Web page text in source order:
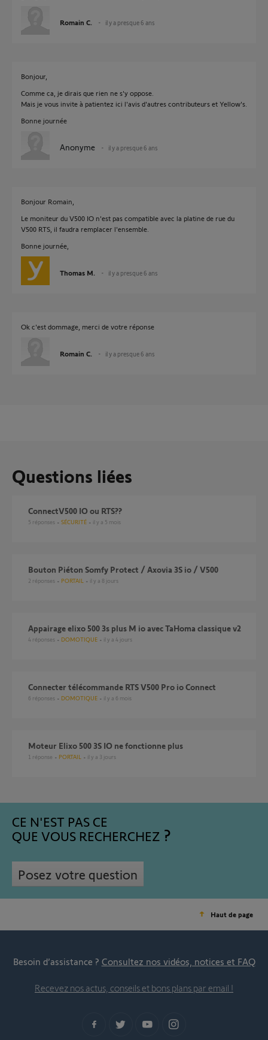
Romain C. il y a presque 6 ans
Bonjour,
Comme ca, je dirais que rien ne s'y oppose.
Mais je vous invite à patientez ici l'avis d'autres contributeurs et Yellow's.
Bonne journée
Anonyme il y a presque 6 ans
Bonjour Romain,
Le moniteur du V500 IO n'est pas compatible avec la platine de rue du
V500 RTS, il faudra remplacer l'ensemble.
Bonne journée,
Thomas M. il y a presque 6 ans
Ok c'est dommage, merci de votre réponse
Romain C. il y a presque 6 ans
Questions liées
connectV500 IO ou RTS??
5 réponses SÉCURITÉ il y a 5 mois
Bouton Piéton Somfy Protect / Axovia 3S io / V500
2 réponses PORTAIL il y a 8 jours
Appairage elixo 500 3s plus M io avec TaHoma classique v2
4 réponses DOMOTIQUE il y a 4 jours
Connecter télécommande RTS V500 Pro io Connect
6 réponses DOMOTIQUE il y a 6 mois
Moteur Elixo 500 3S IO ne fonctionne plus
1 réponse PORTAIL il y a 3 jours
CE N'EST PAS CE
QUE VOUS RECHERCHEZ
Posez votre question
Haut de page
Besoin d’assistance ? Consultez nos vidéos, notices et FAQ
Recevez nos actus, conseils et bons plans par email !